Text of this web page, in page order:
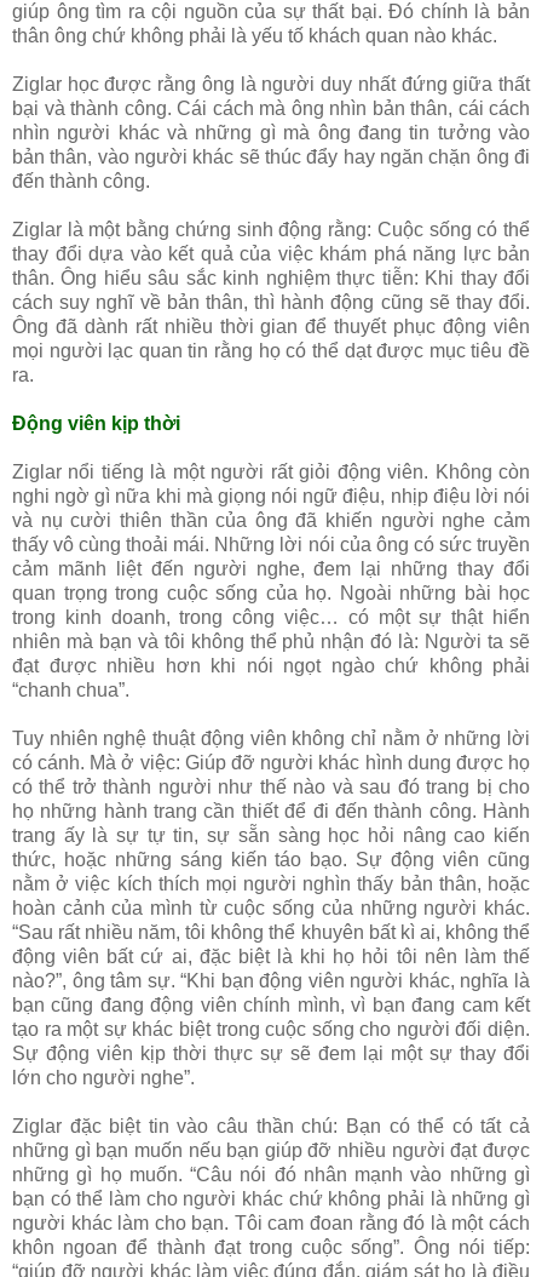
giúp ông tìm ra cội nguồn của sự thất bại. Đó chính là bản
thân ông chứ không phải là yếu tố khách quan nào khác.
Ziglar học được rằng ông là người duy nhất đứng giữa thất
bại và thành công. Cái cách mà ông nhìn bản thân, cái cách
nhìn người khác và những gì mà ông đang tin tưởng vào
bản thân, vào người khác sẽ thúc đẩy hay ngăn chặn ông đi
đến thành công.
Ziglar là một bằng chứng sinh động rằng: Cuộc sống có thể
thay đổi dựa vào kết quả của việc khám phá năng lực bản
thân. Ông hiểu sâu sắc kinh nghiệm thực tiễn: Khi thay đổi
cách suy nghĩ về bản thân, thì hành động cũng sẽ thay đổi.
Ông đã dành rất nhiều thời gian để thuyết phục động viên
mọi người lạc quan tin rằng họ có thể dạt được mục tiêu đề
ra.
Động viên kịp thời
Ziglar nổi tiếng là một người rất giỏi động viên. Không còn
nghi ngờ gì nữa khi mà giọng nói ngữ điệu, nhịp điệu lời nói
và nụ cười thiên thần của ông đã khiến người nghe cảm
thấy vô cùng thoải mái. Những lời nói của ông có sức truyền
cảm mãnh liệt đến người nghe, đem lại những thay đổi
quan trọng trong cuộc sống của họ. Ngoài những bài học
trong kinh doanh, trong công việc… có một sự thật hiển
nhiên mà bạn và tôi không thể phủ nhận đó là: Người ta sẽ
đạt được nhiều hơn khi nói ngọt ngào chứ không phải
“chanh chua”.
Tuy nhiên nghệ thuật động viên không chỉ nằm ở những lời
có cánh. Mà ở việc: Giúp đỡ người khác hình dung được họ
có thể trở thành người như thế nào và sau đó trang bị cho
họ những hành trang cần thiết để đi đến thành công. Hành
trang ấy là sự tự tin, sự sẵn sàng học hỏi nâng cao kiến
thức, hoặc những sáng kiến táo bạo. Sự động viên cũng
nằm ở việc kích thích mọi người nghìn thấy bản thân, hoặc
hoàn cảnh của mình từ cuộc sống của những người khác.
“Sau rất nhiều năm, tôi không thể khuyên bất kì ai, không thể
động viên bất cứ ai, đặc biệt là khi họ hỏi tôi nên làm thế
nào?”, ông tâm sự. “Khi bạn động viên người khác, nghĩa là
bạn cũng đang động viên chính mình, vì bạn đang cam kết
tạo ra một sự khác biệt trong cuộc sống cho người đối diện.
Sự động viên kịp thời thực sự sẽ đem lại một sự thay đổi
lớn cho người nghe”.
Ziglar đặc biệt tin vào câu thần chú: Bạn có thể có tất cả
những gì bạn muốn nếu bạn giúp đỡ nhiều người đạt được
những gì họ muốn. “Câu nói đó nhân mạnh vào những gì
bạn có thể làm cho người khác chứ không phải là những gì
người khác làm cho bạn. Tôi cam đoan rằng đó là một cách
khôn ngoan để thành đạt trong cuộc sống”. Ông nói tiếp:
“giúp đỡ người khác làm việc đúng đắn, giám sát họ là điều